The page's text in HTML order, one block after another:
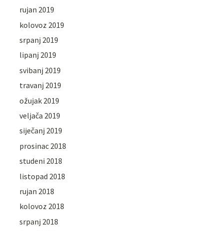
rujan 2019
kolovoz 2019
srpanj 2019
lipanj 2019
svibanj 2019
travanj 2019
ožujak 2019
veljača 2019
siječanj 2019
prosinac 2018
studeni 2018
listopad 2018
rujan 2018
kolovoz 2018
srpanj 2018